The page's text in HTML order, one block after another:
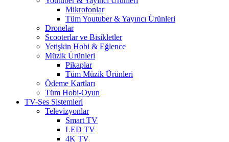
Mikrofonlar
Tüm Youtuber & Yayıncı Ürünleri
Dronelar
Scooterlar ve Bisikletler
Yetişkin Hobi & Eğlence
Müzik Ürünleri
Pikaplar
Tüm Müzik Ürünleri
Ödeme Kartları
Tüm Hobi-Oyun
TV-Ses Sistemleri
Televizyonlar
Smart TV
LED TV
4K TV